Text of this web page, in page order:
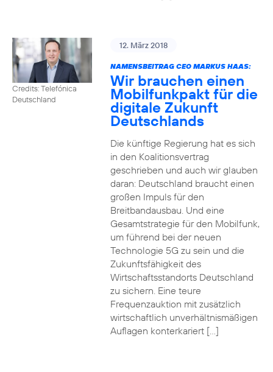
Credits: Telefónica
Deutschland
12. März 2018
NAMENSBEITRAG CEO MARKUS HAAS:
Wir brauchen einen
Mobilfunkpakt für die
digitale Zukunft
Deutschlands
Die künftige Regierung hat es sich
in den Koalitionsvertrag
geschrieben und auch wir glauben
daran: Deutschland braucht einen
großen Impuls für den
Breitbandausbau. Und eine
Gesamtstrategie für den Mobilfunk,
um führend bei der neuen
Technologie 5G zu sein und die
Zukunftsfähigkeit des
Wirtschaftsstandorts Deutschland
zu sichern. Eine teure
Frequenzauktion mit zusätzlich
wirtschaftlich unverhältnismäßigen
Auflagen konterkariert […]